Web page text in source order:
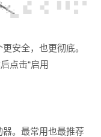
安全，也更彻底。
点击“启用
。最常用也最推荐